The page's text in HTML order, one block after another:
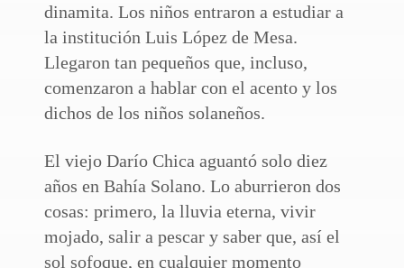
dinamita. Los niños entraron a estudiar a
la institución Luis López de Mesa.
Llegaron tan pequeños que, incluso,
comenzaron a hablar con el acento y los
dichos de los niños solaneños.
El viejo Darío Chica aguantó solo diez
años en Bahía Solano. Lo aburrieron dos
cosas: primero, la lluvia eterna, vivir
mojado, salir a pescar y saber que, así el
sol sofoque, en cualquier momento